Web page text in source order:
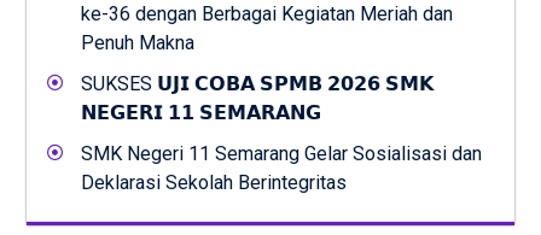
ke-36 dengan Berbagai Kegiatan Meriah dan
Penuh Makna
SUKSES 𝗨𝗝𝗜 𝗖𝗢𝗕𝗔 𝗦𝗣𝗠𝗕 𝟮𝟬𝟮𝟲 𝗦𝗠𝗞
𝗡𝗘𝗚𝗘𝗥𝗜 𝟭𝟭 𝗦𝗘𝗠𝗔𝗥𝗔𝗡𝗚
SMK Negeri 11 Semarang Gelar Sosialisasi dan
Deklarasi Sekolah Berintegritas